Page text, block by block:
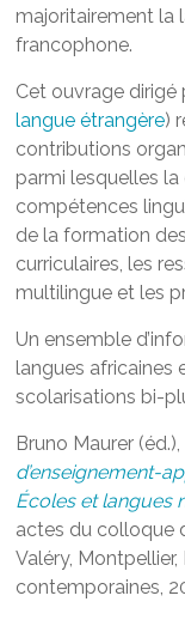
majoritairement la
francophone.
Cet ouvrage dirigé
langue étrangère)
contributions
parmi lesquelles
compétences
de la formation
curriculaires, les
multilingue et les
Un ensemble
langues africaines
scolarisations bi-
Bruno Maurer (éd.),
d’enseignement-
Écoles et langues
actes du colloque
Valéry,
contemporaines,